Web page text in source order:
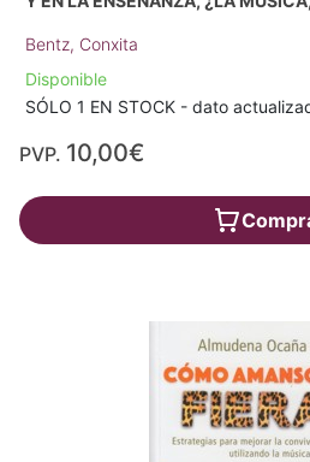
Bentz, Conxita
Disponible
SÓLO 1 EN STOCK - dato
PVP. 10,00€